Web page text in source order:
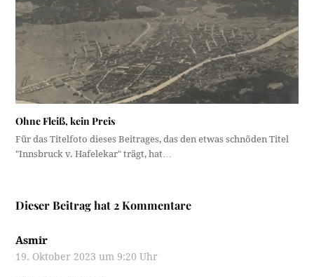
Ohne Fleiß, kein Preis
Für das Titelfoto dieses Beitrages, das den etwas schnöden Titel
"Innsbruck v. Hafelekar" trägt, hat…
Dieser Beitrag hat 2 Kommentare
Asmir
19. Oktober 2023 um 9:20 Uhr